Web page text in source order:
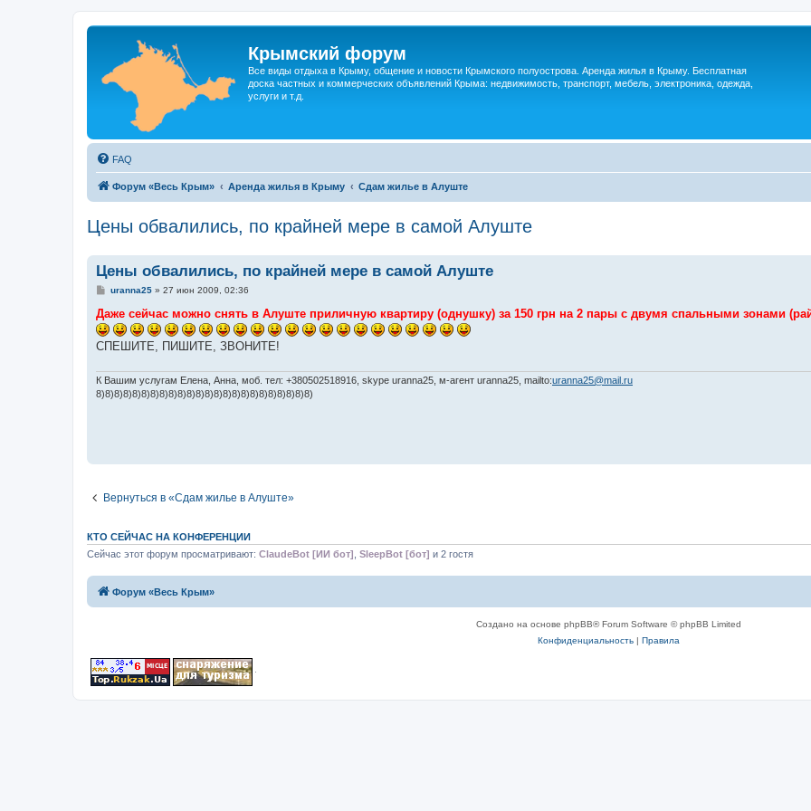
Крымский форум
Все виды отдыха в Крыму, общение и новости Крымского полуострова. Аренда жилья в Крыму. Бесплатная
доска частных и коммерческих объявлений Крыма: недвижимость, транспорт, мебель, электроника, одежда,
услуги и т.д.
FAQ
Форум «Весь Крым» Аренда жилья в Крыму Сдам жилье в Алуште
Цены обвалились, по крайней мере в самой Алуште
Цены обвалились, по крайней мере в самой Алуште
С
о
щ
е
е
uranna25» 27 июн 2009, 02:36
Даже сейчас можно снять в Алуште приличную квартиру (однушку) за 150 грн на 2 пары с двумя спальными зонами
СПЕШИТЕ, ПИШИТЕ, ЗВОНИТЕ!
К Вашим услугам Елена, Анна, моб. тел: +380502518916, skype uranna25, м-агент uranna25, mailto:uranna25@mail.ru
8)8)8)8)8)8)8)8)8)8)8)8)8)8)8)8)8)8)8)8)8)8)8)8)
Вернуться в «Сдам жилье в Алуште»
КТО СЕЙЧАС НА КОНФЕРЕНЦИИ
Сейчас этот форум просматривают: ClaudeBot [ИИ бот] SleepBot [бот] и 2 гостя
Форум «Весь Крым»
Создано на основе phpBB® Forum Software © phpBB Limited
Конфиденциальность| Правила